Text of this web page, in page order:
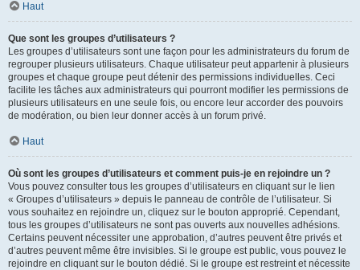
Haut
Que sont les groupes d’utilisateurs ?
Les groupes d’utilisateurs sont une façon pour les administrateurs du forum de
regrouper plusieurs utilisateurs. Chaque utilisateur peut appartenir à plusieurs
groupes et chaque groupe peut détenir des permissions individuelles. Ceci
facilite les tâches aux administrateurs qui pourront modifier les permissions de
plusieurs utilisateurs en une seule fois, ou encore leur accorder des pouvoirs
de modération, ou bien leur donner accès à un forum privé.
Haut
Où sont les groupes d’utilisateurs et comment puis-je en rejoindre un ?
Vous pouvez consulter tous les groupes d’utilisateurs en cliquant sur le lien
« Groupes d’utilisateurs » depuis le panneau de contrôle de l’utilisateur. Si
vous souhaitez en rejoindre un, cliquez sur le bouton approprié. Cependant,
tous les groupes d’utilisateurs ne sont pas ouverts aux nouvelles adhésions.
Certains peuvent nécessiter une approbation, d’autres peuvent être privés et
d’autres peuvent même être invisibles. Si le groupe est public, vous pouvez le
rejoindre en cliquant sur le bouton dédié. Si le groupe est restreint et nécessite